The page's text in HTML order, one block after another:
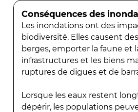
Conséquences des
Les inondations ont des
biodiversité. Elles causent
berges, emporter la faune et
infrastructures et les biens
ruptures de digues et de
Lorsque les eaux restent
dépérir, les populations